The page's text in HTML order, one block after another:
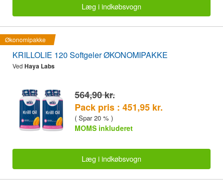
Læg i indkøbsvogn
Økonomipakke
KRILLOLIE 120 Softgeler ØKONOMIPAKKE
Ved Haya Labs
564,90 kr.
Pack pris : 451,95 kr.
( Spar 20 % )
MOMS inkluderet
Læg i indkøbsvogn